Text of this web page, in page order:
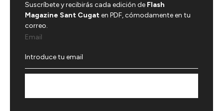
Suscríbete y recibirás cada edición de Flash
Magazine Sant Cugaten PDF, cómodamente en tu
correo.
Email